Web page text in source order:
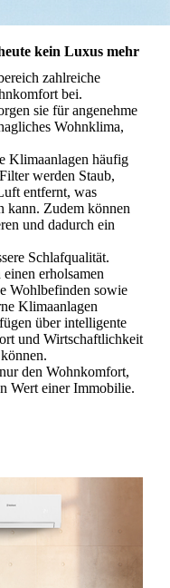
kein Luxus mehr
zahlreiche
bei.
sie für angenehme
Wohnklima,
Klimaanlagen häufig
werden Staub,
entfernt, was
kann. Zudem können
und dadurch ein
Schlafqualität.
erholsamen
Wohlbefinden sowie
Klimaanlagen
über intelligente
und Wirtschaftlichkeit
den Wohnkomfort,
Wert einer Immobilie.